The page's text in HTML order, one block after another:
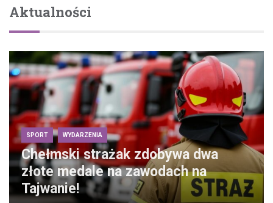
Aktualności
SPORT WYDARZENIA
Chełmski strażak zdobywa dwa
złote medale na zawodach na
Tajwanie!